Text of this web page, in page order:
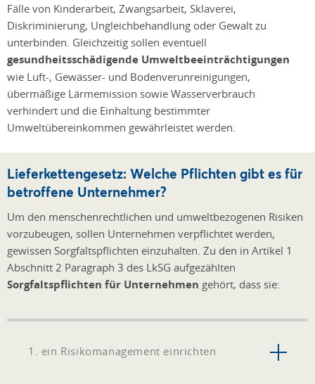
Fälle von Kinderarbeit, Zwangsarbeit, Sklaverei,
Diskriminierung, Ungleichbehandlung oder Gewalt zu
unterbinden. Gleichzeitig sollen eventuell
gesundheitsschädigende Umweltbeeinträchtigungen
wie Luft-, Gewässer- und Bodenverunreinigungen,
übermäßige Lärmemission sowie Wasserverbrauch
verhindert und die Einhaltung bestimmter
Umweltübereinkommen gewährleistet werden.
Lieferkettengesetz: Welche Pflichten gibt es für
betroffene Unternehmer?
Um den menschenrechtlichen und umweltbezogenen Risiken
vorzubeugen, sollen Unternehmen verpflichtet werden,
gewissen Sorgfaltspflichten einzuhalten. Zu den in Artikel 1
Abschnitt 2 Paragraph 3 des LkSG aufgezählten
Sorgfaltspflichten für Unternehmen gehört, dass sie:
1. ein Risikomanagement einrichten